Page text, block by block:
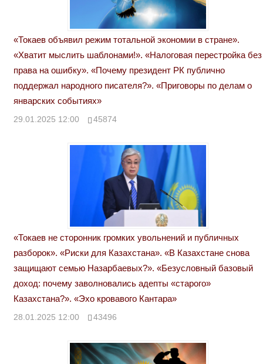
«Токаев объявил режим тотальной экономии в стране».
«Хватит мыслить шаблонами!». «Налоговая перестройка без
права на ошибку». «Почему президент РК публично
поддержал народного писателя?». «Приговоры по делам о
январских событиях»
29.01.2025 12:00 45874
«Токаев не сторонник громких увольнений и публичных
разборок». «Риски для Казахстана». «В Казахстане снова
защищают семью Назарбаевых?». «Безусловный базовый
доход: почему заволновались адепты «старого»
Казахстана?». «Эхо кровавого Кантара»
28.01.2025 12:00 43496